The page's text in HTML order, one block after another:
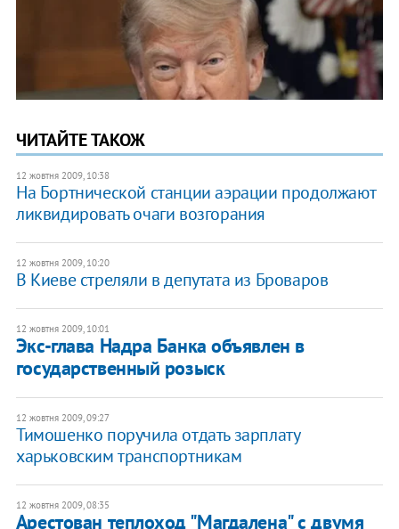
ЧИТАЙТЕ ТАКОЖ
12 жовтня 2009, 10:38
На Бортнической станции аэрации продолжают
ликвидировать очаги возгорания
12 жовтня 2009, 10:20
В Киеве стреляли в депутата из Броваров
12 жовтня 2009, 10:01
Экс-глава Надра Банка объявлен в
государственный розыск
12 жовтня 2009, 09:27
Тимошенко поручила отдать зарплату
харьковским транспортникам
12 жовтня 2009, 08:35
Арестован теплоход "Магдалена" с двумя